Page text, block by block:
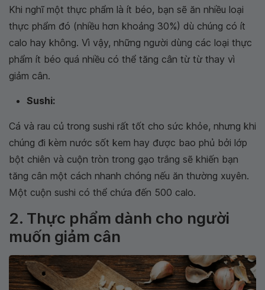
Khi nghĩ một thực phẩm là ít béo, bạn sẽ ăn nhiều loại
thực phẩm đó (nhiều hơn khoảng 30%) dù chúng có ít
calo hay không. Vì vậy, những người dùng các loại thực
phẩm ít béo quá nhiều có thể tăng cân từ từ thay vì
giảm cân.
Sushi:
Cá và rau củ trong sushi rất tốt cho sức khỏe, nhưng khi
chúng đi kèm nước sốt kem hay được bao phủ bởi lớp
bột chiên và cuộn tròn trong gạo trắng sẽ khiến bạn
tăng cân một cách nhanh chóng nếu ăn thường xuyên.
Một cuộn sushi có thể chứa đến 500 calo.
2. Thực phẩm dành cho người
muốn giảm cân